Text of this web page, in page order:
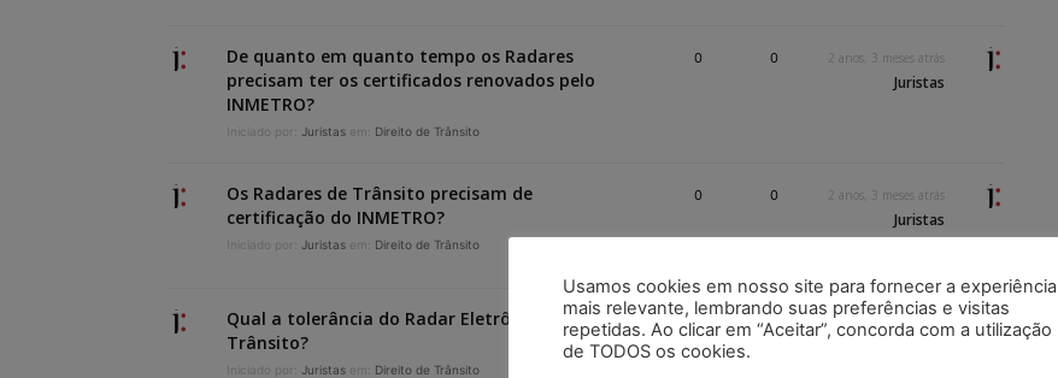
De quanto em quanto tempo os Radares
precisam ter os certificados renovados pelo
INMETRO?
Iniciado por: Juristas em: Direito de Trânsito
0 0 2 anos, 3 meses atrás
Juristas
Os Radares de Trânsito precisam de
certificação do INMETRO?
Iniciado por: Juristas em: Direito de Trânsito
0 0 2 anos, 3 meses atrás
Juristas
Qual a tolerância do Radar Eletrônico de
Trânsito?
Iniciado por: Juristas em: Direito de Trânsito
0 0 2 anos, 3 meses atrás
Usamos cookies em nosso site para fornecer a experiência
mais relevante, lembrando suas preferências e visitas
repetidas. Ao clicar em “Aceitar”, concorda com a utilização
de TODOS os cookies.